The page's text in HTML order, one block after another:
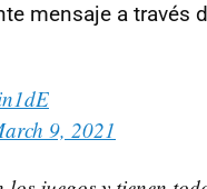
mensaje a través
9, 2021